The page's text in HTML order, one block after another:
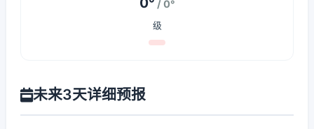
/ 0°
级
未来3天详细预报